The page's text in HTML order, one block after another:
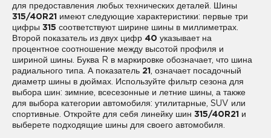
для предоставления любых технических деталей. Шины
315/40R21 имеют следующие характеристики: первые три
цифры 315 соответствуют ширине шины в миллиметрах.
Второй показатель из двух цифр 40 указывает на
процентное соотношение между высотой профиля и
шириной шины. Буква R в маркировке обозначает, что шина
радиального типа. А показатель 21 , означает посадочный
диаметр шины в дюймах. Используйте фильтр сезона для
выбора шин: зимние, всесезонные и летние шины, а также
для выбора категории автомобиля: утилитарные, SUV или
спортивные. Откройте для себя линейку шин 315/40R21 и
выберете подходящие шины для своего автомобиля.